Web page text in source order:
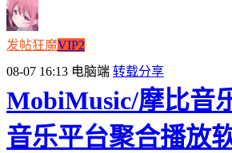
发帖狂魔VIP2
08-07 16:13 电脑端 转载分享
MobiMusic/摩比音
音乐平台聚合播放